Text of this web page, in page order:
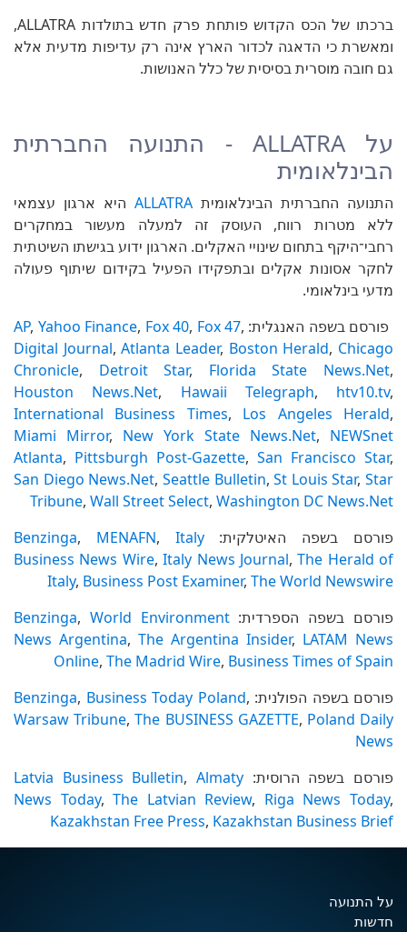
ברכתו של הכס הקדוש פותחת פרק חדש בתולדות ALLATRA,
ומאשרת כי הדאגה לכדור הארץ אינה רק עדיפות מדעית אלא
גם חובה מוסרית בסיסית של כלל האנושות.
על ALLATRA - התנועה החברתית
הבינלאומית
התנועה החברתית הבינלאומית ALLATRA היא ארגון עצמאי
ללא מטרות רווח, העוסק זה למעלה מעשור במחקרים
רחבי־היקף בתחום שינויי האקלים. הארגון ידוע בגישתו השיטתית
לחקר אסונות אקלים ובתפקידו הפעיל בקידום שיתוף פעולה
מדעי בינלאומי.
פורסם בשפה האנגלית:
AP, Yahoo Finance, Fox 40, Fox 47,
Digital Journal,Atlanta Leader, Boston Herald, Chicago
Chronicle, Detroit Star, Florida State News.Net,
Houston News.Net, Hawaii Telegraph, htv10.tv,
International Business Times, Los Angeles Herald,
Miami Mirror, New York State News.Net, NEWSnet
Atlanta, Pittsburgh Post-Gazette, San Francisco Star,
San Diego News.Net, Seattle Bulletin,St Louis Star, Star
Tribune, Wall Street Select, Washington DC News.Net
פורסם בשפה האיטלקית:
Benzinga, MENAFN, Italy
Business News Wire,Italy News Journal,The Herald of
Italy, Business Post Examiner, The World Newswire
פורסם בשפה הספרדית:
Benzinga, World Environment
News Argentina, The Argentina Insider, LATAM News
Online, The Madrid Wire, Business Times of Spain
פורסם בשפה הפולנית:
Benzinga, Business Today Poland,
Warsaw Tribune,The BUSINESS GAZETTE, Poland Daily
News
פורסם בשפה הרוסית:
Latvia Business Bulletin,Almaty
News Today,The Latvian Review, Riga News Today,
Kazakhstan Free Press, Kazakhstan Business Brief
על התנועה
חדשות